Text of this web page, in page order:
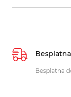
Besplatna